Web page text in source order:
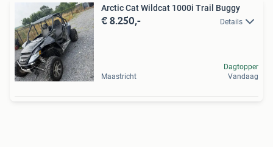
Arctic Cat Wildcat 1000i Trail Buggy
€ 8.250,- Details
Maastricht
Dagtopper
Vandaag